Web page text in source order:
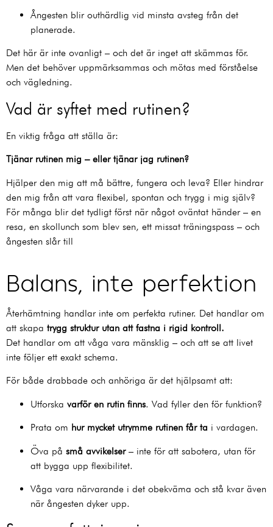
Ångesten blir outhärdlig vid minsta avsteg från det
planerade.
Det här är inte ovanligt – och det är inget att skämmas för.
Men det behöver uppmärksammas och mötas med förståelse
och vägledning.
Vad är syftet med rutinen?
En viktig fråga att ställa är:
Tjänar rutinen mig – eller tjänar jag rutinen?
Hjälper den mig att må bättre, fungera och leva? Eller hindrar
den mig från att vara flexibel, spontan och trygg i mig själv?
För många blir det tydligt först när något oväntat händer – en
resa, en skollunch som blev sen, ett missat träningspass – och
ångesten slår till
Balans, inte perfektion
Återhämtning handlar inte om perfekta rutiner. Det handlar om
att skapa trygg struktur utan att fastna i rigid kontroll.
Det handlar om att våga vara mänsklig – och att se att livet
inte följer ett exakt schema.
För både drabbade och anhöriga är det hjälpsamt att:
Utforska varför en rutin finns. Vad fyller den för funktion?
Prata om hur mycket utrymme rutinen får ta i vardagen.
Öva på små avvikelser– inte för att sabotera, utan för
att bygga upp flexibilitet.
Våga vara närvarande i det obekväma och stå kvar även
när ångesten dyker upp.